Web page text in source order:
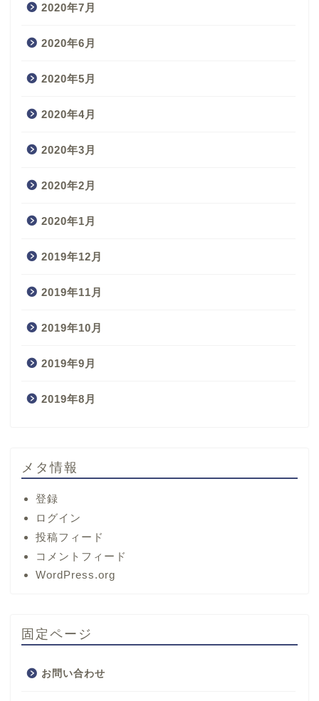
2020年7月
2020年6月
2020年5月
2020年4月
2020年3月
2020年2月
2020年1月
2019年12月
2019年11月
2019年10月
2019年9月
2019年8月
メタ情報
登録
ログイン
投稿フィード
コメントフィード
WordPress.org
固定ページ
お問い合わせ
プロフィール